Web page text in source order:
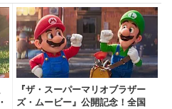
『ザ・スーパーマリオブラザー
ズ・ムービー』公開記念！全国